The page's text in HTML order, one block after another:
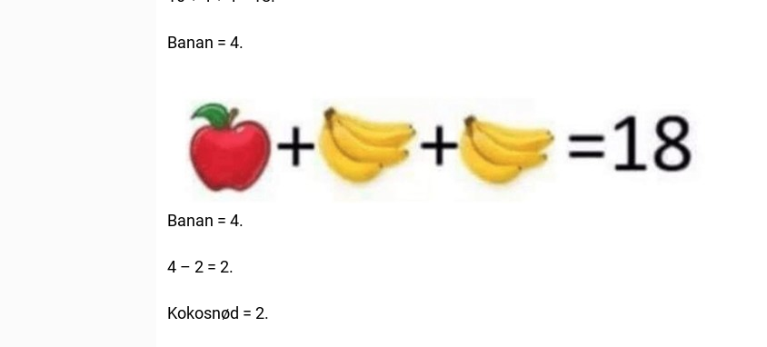
Banan = 4.
Banan = 4.
4 – 2 = 2.
Kokosnød = 2.